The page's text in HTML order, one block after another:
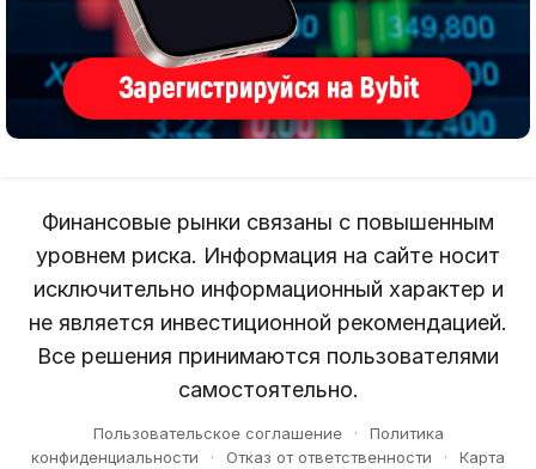
Финансовые рынки связаны с повышенным
уровнем риска. Информация на сайте носит
исключительно информационный характер и
не является инвестиционной рекомендацией.
Все решения принимаются пользователями
самостоятельно.
Пользовательское соглашение ·
Политика
конфиденциальности
· Отказ от ответственности · Карта